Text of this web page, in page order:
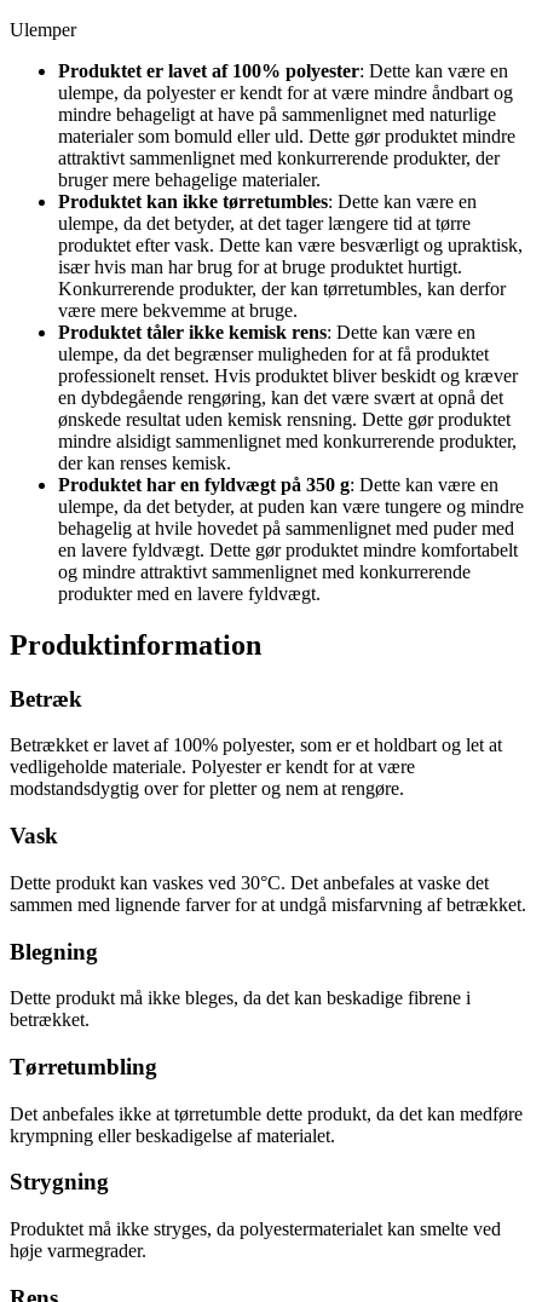
Ulemper
Produktet er lavet af 100% polyester: Dette kan være en
ulempe, da polyester er kendt for at være mindre åndbart og
mindre behageligt at have på sammenlignet med naturlige
materialer som bomuld eller uld. Dette gør produktet mindre
attraktivt sammenlignet med konkurrerende produkter, der
bruger mere behagelige materialer.
Produktet kan ikke tørretumbles: Dette kan være en
ulempe, da det betyder, at det tager længere tid at tørre
produktet efter vask. Dette kan være besværligt og upraktisk,
især hvis man har brug for at bruge produktet hurtigt.
Konkurrerende produkter, der kan tørretumbles, kan derfor
være mere bekvemme at bruge.
Produktet tåler ikke kemisk rens: Dette kan være en
ulempe, da det begrænser muligheden for at få produktet
professionelt renset. Hvis produktet bliver beskidt og kræver
en dybdegående rengøring, kan det være svært at opnå det
ønskede resultat uden kemisk rensning. Dette gør produktet
mindre alsidigt sammenlignet med konkurrerende produkter,
der kan renses kemisk.
Produktet har en fyldvægt på 350 g: Dette kan være en
ulempe, da det betyder, at puden kan være tungere og mindre
behagelig at hvile hovedet på sammenlignet med puder med
en lavere fyldvægt. Dette gør produktet mindre komfortabelt
og mindre attraktivt sammenlignet med konkurrerende
produkter med en lavere fyldvægt.
Produktinformation
Betræk
Betrækket er lavet af 100% polyester, som er et holdbart og let at
vedligeholde materiale. Polyester er kendt for at være
modstandsdygtig over for pletter og nem at rengøre.
Vask
Dette produkt kan vaskes ved 30°C. Det anbefales at vaske det
sammen med lignende farver for at undgå misfarvning af betrækket.
Blegning
Dette produkt må ikke bleges, da det kan beskadige fibrene i
betrækket.
Tørretumbling
Det anbefales ikke at tørretumble dette produkt, da det kan medføre
krympning eller beskadigelse af materialet.
Strygning
Produktet må ikke stryges, da polyestermaterialet kan smelte ved
høje varmegrader.